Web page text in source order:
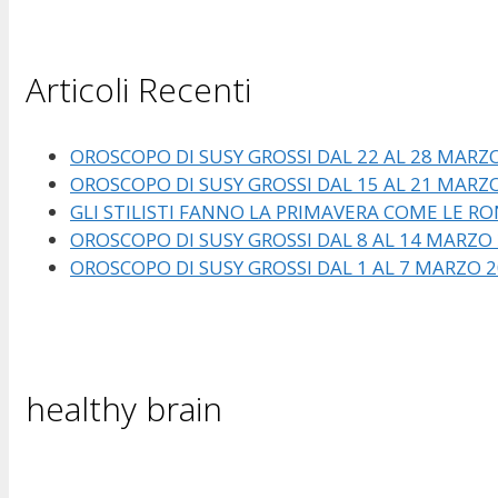
Articoli Recenti
OROSCOPO DI SUSY GROSSI DAL 22 AL 28
OROSCOPO DI SUSY GROSSI DAL 15 AL 21
GLI STILISTI FANNO LA PRIMAVERA COME LE
OROSCOPO DI SUSY GROSSI DAL 8 AL 14
OROSCOPO DI SUSY GROSSI DAL 1 AL 7 MARZO
healthy brain